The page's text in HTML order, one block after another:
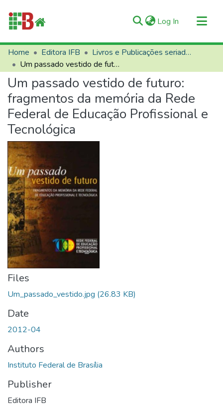
Log In (current)
Communities & Collections
All of RIIFB
Manuals and Terms
Statistics
About RIIFB
Help
Contacts
Home Editora IFB
Livros e Publicações seriadas
Um passado vestido de futuro: fragmentos da memória da Rede Federal de Educação Profissional e Tecnológica
Um passado vestido de futuro:
fragmentos da memória da Rede
Federal de Educação Profissional e
Tecnológica
Files
Um_passado_vestido.jpg (26.83 KB)
Date
2012-04
Authors
Instituto Federal de Brasília
Publisher
Editora IFB